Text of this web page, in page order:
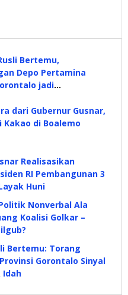
Bertemu,
Depo Pertamina
jadi
dari Gubernur Gusnar,
di Boalemo
Realisasikan
RI Pembangunan 3
Huni
Nonverbal Ala
Koalisi Golkar –
Bertemu: Torang
Gorontalo Sinyal
Idah